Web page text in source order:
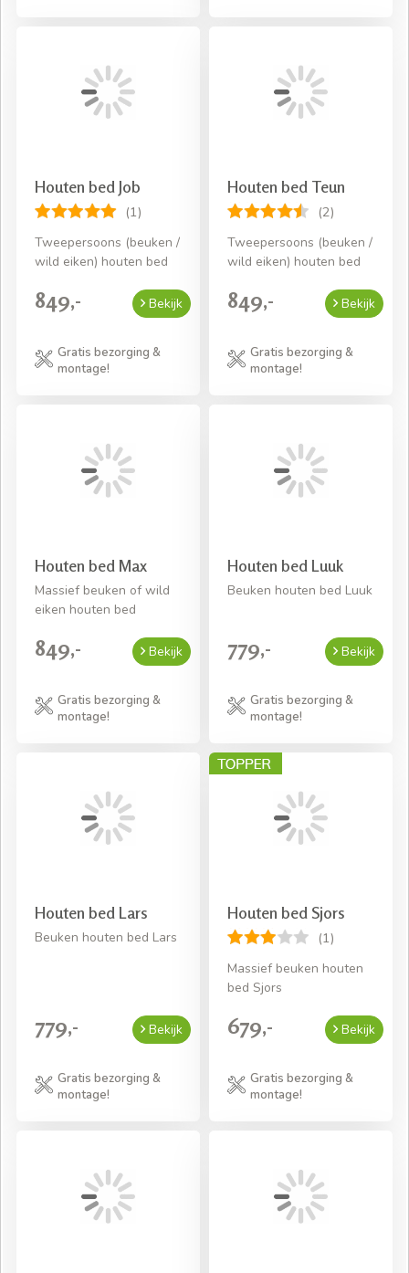
Houten bed Job
(1)
Tweepersoons (beuken /
wild eiken) houten bed
849,- Bekijk
Gratis bezorging &
montage!
Houten bed Teun
(2)
Tweepersoons (beuken /
wild eiken) houten bed
849,- Bekijk
Gratis bezorging &
montage!
Houten bed Max
Massief beuken of wild
eiken houten bed
849,- Bekijk
Gratis bezorging &
montage!
Houten bed Luuk
Beuken houten bed Luuk
779,- Bekijk
Gratis bezorging &
montage!
Houten bed Lars
Beuken houten bed Lars
779,- Bekijk
Gratis bezorging &
montage!
Houten bed Sjors
(1)
Massief beuken houten
bed Sjors
679,- Bekijk
Gratis bezorging &
montage!